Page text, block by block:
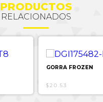
PRODUCTOS
RELACIONADOS
GORRA FROZEN
$20.53